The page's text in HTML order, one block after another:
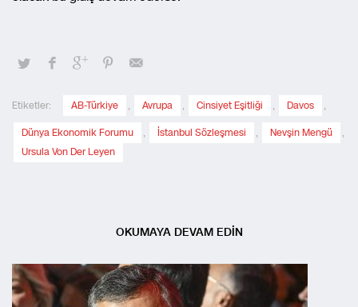
Etiketler: AB-Türkiye , Avrupa , Cinsiyet Eşitliği , Davos ,
Dünya Ekonomik Forumu , İstanbul Sözleşmesi , Nevşin Mengü
,
Ursula Von Der Leyen
OKUMAYA DEVAM EDİN